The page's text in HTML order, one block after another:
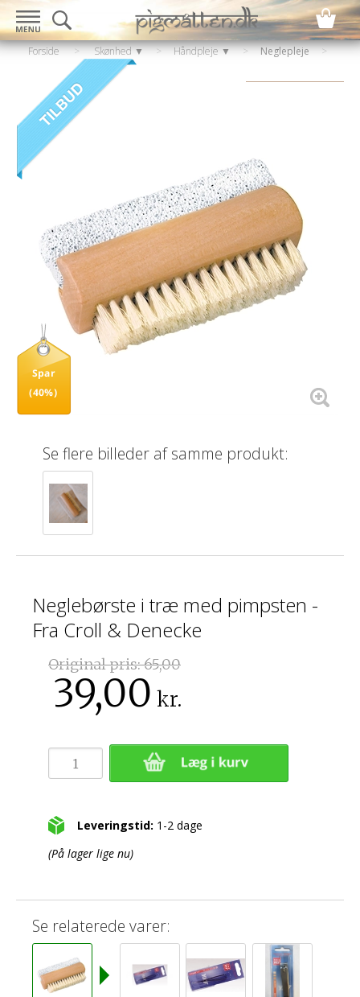
Forside > Skønhed ▼ > Håndpleje ▼ > Neglepleje
Spar
(40%)
Se flere billeder af samme produkt:
Neglebørste i træ med pimpsten -
Fra Croll & Denecke
Original pris:65,00
39,00 kr.
Leveringstid: 1-2 dage
(På lager lige nu)
Se relaterede varer: